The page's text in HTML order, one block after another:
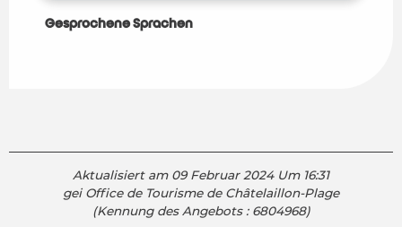
Gesprochene Sprachen
Gesprochene Sprachen
Aktualisiert am 09 Februar 2024 Um 16:31
gei Office de Tourisme de Châtelaillon-Plage
(Kennung des Angebots : 6804968)